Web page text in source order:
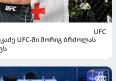
UFC
UFC-ში მორიგ ბრძოლას